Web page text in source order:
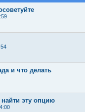
и что делать
эту опцию